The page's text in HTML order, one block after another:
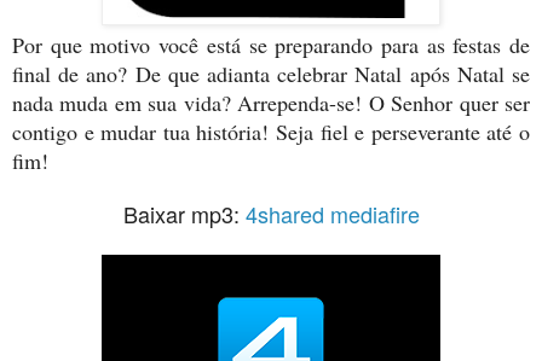
Por que motivo você está se preparando para as festas de
final de ano? De que adianta celebrar Natal após Natal se
nada muda em sua vida? Arrependa-se! O Senhor quer ser
contigo e mudar tua história! Seja fiel e perseverante até o
fim!
Baixar mp3: 4shared mediafire